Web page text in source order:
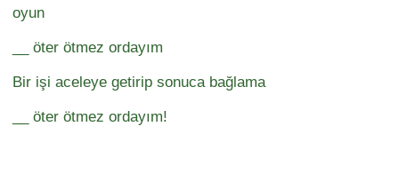
oyun
__ öter ötmez ordayım
Bir işi aceleye getirip sonuca bağlama
__ öter ötmez ordayım!